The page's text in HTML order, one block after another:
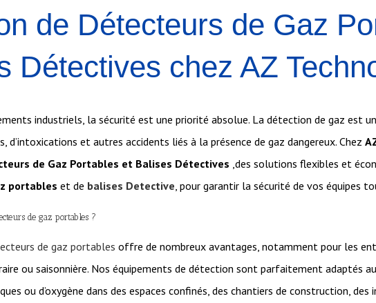
de Détecteurs de Gaz
Détectives chez AZ
industriels, la sécurité est une priorité absolue. La détection de gaz est
d’intoxications et autres accidents liés à la présence de gaz dangereux. Chez
de Gaz Portables et Balises Détectives ,des solutions flexibles et
portables et de balises Detective , pour garantir la sécurité de vos équipes
de gaz portables ?
de gaz portables offre de nombreux avantages, notamment pour les
ou saisonnière. Nos équipements de détection sont parfaitement adaptés
ou d’oxygène dans des espaces confinés, des chantiers de construction,